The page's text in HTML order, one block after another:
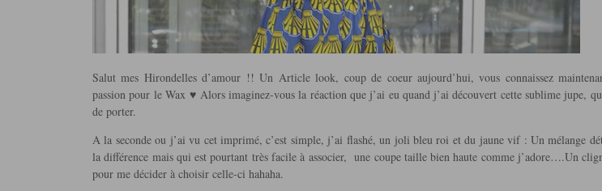
Salut mes Hirondelles d’amour !! Un Article look, coup de coeur aujourd’hui, vous connaissez
passion pour le Wax ♥ Alors imaginez-vous la réaction que j’ai eu quand j’ai découvert cette sublime jupe,
de porter.
A la seconde ou j’ai vu cet imprimé, c’est simple, j’ai flashé, un joli bleu roi et du jaune vif : Un mélange
la différence mais qui est pourtant très facile à associer, une coupe taille bien haute comme j’adore….Un
pour me décider à choisir celle-ci hahaha.